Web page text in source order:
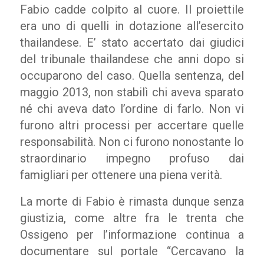
Fabio cadde colpito al cuore. Il proiettile
era uno di quelli in dotazione all’esercito
thailandese. E’ stato accertato dai giudici
del tribunale thailandese che anni dopo si
occuparono del caso. Quella sentenza, del
maggio 2013, non stabilì chi aveva sparato
né chi aveva dato l’ordine di farlo. Non vi
furono altri processi per accertare quelle
responsabilità. Non ci furono nonostante lo
straordinario impegno profuso dai
famigliari per ottenere una piena verità.
La morte di Fabio è rimasta dunque senza
giustizia, come altre fra le trenta che
Ossigeno per l’informazione continua a
documentare sul portale “Cercavano la